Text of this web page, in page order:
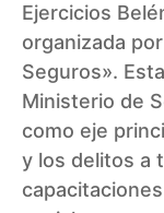
Ejercicios
organizada
Seguros».
Ministerio de
como eje
y los delitos a